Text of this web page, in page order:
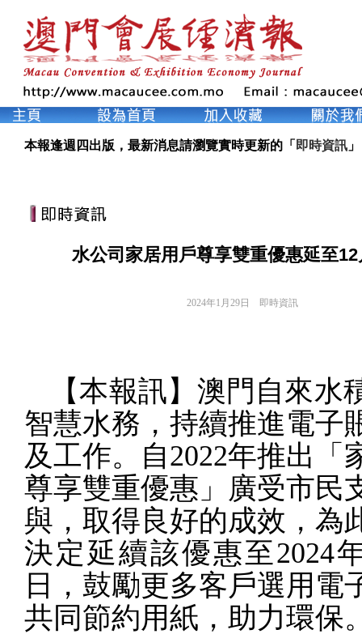
本報逢週四出版，最新消息請瀏覽實時更新的「 即時資訊 」
水公司家居用戶尊享雙重優惠延至
2024年1月29日 即時資訊
【本報訊】澳門自來水
智慧水務，持續推進電子
及工作。自2022年推出「
尊享雙重優惠」廣受市民
與，取得良好的成效，為
決定延續該優惠至2024
日，鼓勵更多客戶選用電
共同節約用紙，助力環保